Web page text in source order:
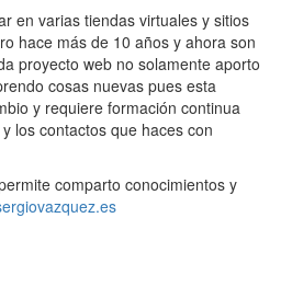
en varias tiendas virtuales y sitios
hace más de 10 años y ahora son
proyecto web no solamente aporto
cosas nuevas pues esta
y requiere formación continua
los contactos que haces con
comparto conocimientos y